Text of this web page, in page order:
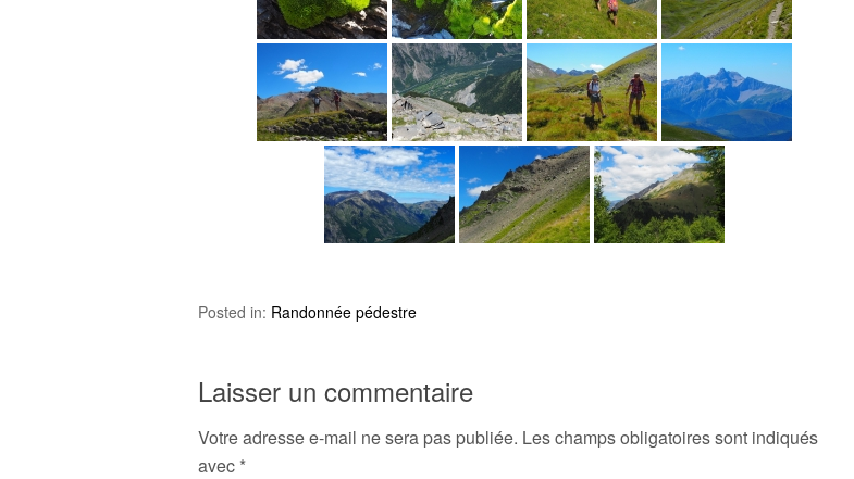
Posted in: Randonnée pédestre
Laisser un commentaire
Votre adresse e-mail ne sera pas publiée. Les champs obligatoires sont indiqués
avec *